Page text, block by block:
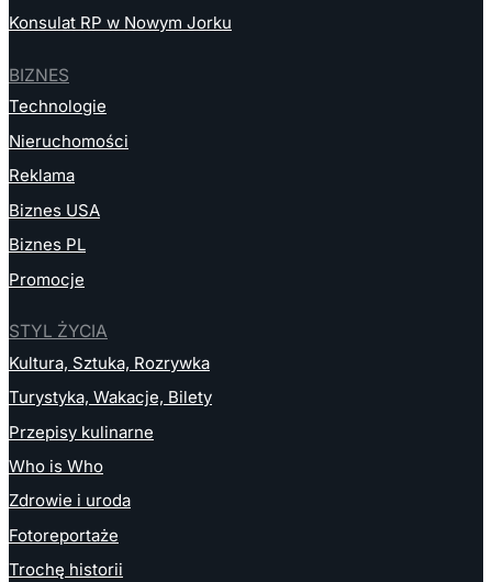
Konsulat RP w Nowym Jorku
BIZNES
Technologie
Nieruchomości
Reklama
Biznes USA
Biznes PL
Promocje
STYL ŻYCIA
Kultura, Sztuka, Rozrywka
Turystyka, Wakacje, Bilety
Przepisy kulinarne
Who is Who
Zdrowie i uroda
Fotoreportaże
Trochę historii